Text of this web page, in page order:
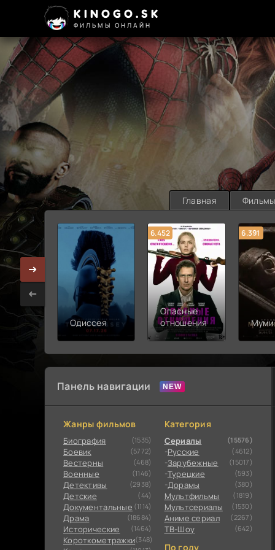
KINOGO.SK
ФИЛЬМЫ ОНЛАЙН
Главная Фильмы
Одиссея
6.452
Опасные
отношения
6.391
Панель навигации
Жанры фильмов
Биография (1535)
Боевик (5772)
Вестерны (468)
Военные (1146)
Детективы (2938)
Детские (44)
Документальные (1114)
Драма (18684)
Исторические (1464)
Короткометражки(348)
Категория
Сериалы (15576)
Русские (4612)
Зарубежные (15017)
Турецкие (593)
Дорамы (380)
Мультфильмы (1819)
Мультсериалы (1530)
Аниме сериал (2267)
ТВ-Шоу (642)
По году